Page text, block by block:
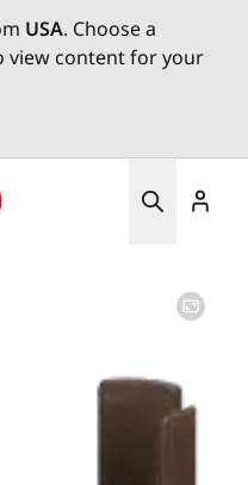
USA. Choose a
view content for your